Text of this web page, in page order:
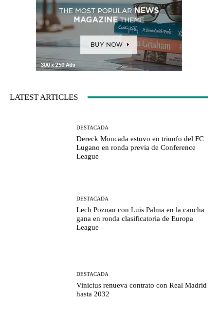
LATEST ARTICLES
DESTACADA
Dereck Moncada estuvo en triunfo del FC
Lugano en ronda previa de Conference
League
DESTACADA
Lech Poznan con Luis Palma en la cancha
gana en ronda clasificatoria de Europa
League
DESTACADA
Vinicius renueva contrato con Real Madrid
hasta 2032